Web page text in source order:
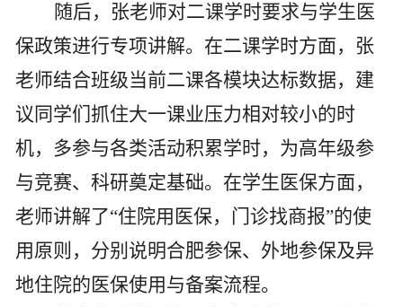
随后，张老师对二课学时要求与学生医
保政策进行专项讲解。在二课学时方面，张
老师结合班级当前二课各模块达标数据，建
议同学们抓住大一课业压力相对较小的时
机，多参与各类活动积累学时，为高年级参
与竞赛、科研奠定基础。在学生医保方面，
老师讲解了“住院用医保，门诊找商报”的使
用原则，分别说明合肥参保、外地参保及异
地住院的医保使用与备案流程。